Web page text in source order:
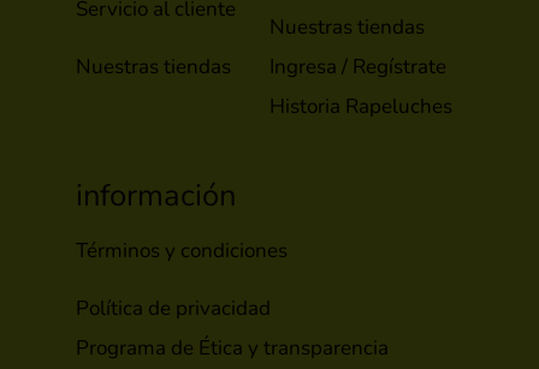
Servicio al cliente
Nuestras tiendas
Nuestras tiendas
Ingresa / Regístrate
Historia Rapeluches
información
Términos y condiciones
Política de privacidad
Programa de Ética y transparencia